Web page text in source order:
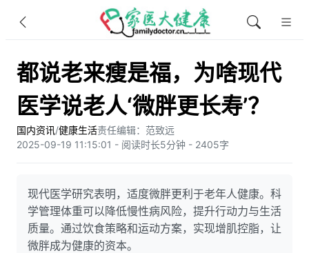
都说老来瘦是福，为啥现代
医学说老人‘微胖更长寿’？
国内资讯/健康生活责任编辑：范致远
2025-09-19 11:15:01 - 阅读时长5分钟 - 2405字
现代医学研究表明，适度微胖更利于老年人健康。科
学管理体重可以降低慢性病风险，提升行动力与生活
质量。通过饮食策略和运动方案，实现增肌控脂，让
微胖成为健康的资本。